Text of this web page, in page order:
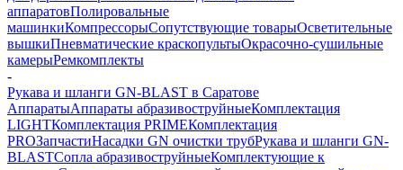
аппаратовПолировальные
машинкиКомпрессорыСопутствующие товарыОсветительные
вышкиПневматические краскопультыОкрасочно-сушильные
камерыРемкомплекты
-
Рукава и шланги GN-BLAST в Саратове
АппаратыАппараты абразивоструйныеКомплектация
LIGHTКомплектация PRIMEКомплектация
PROЗапчастиНасадки GN очистки трубРукава и шланги GN-
BLASTСопла абразивоструйныеКомплектующие к